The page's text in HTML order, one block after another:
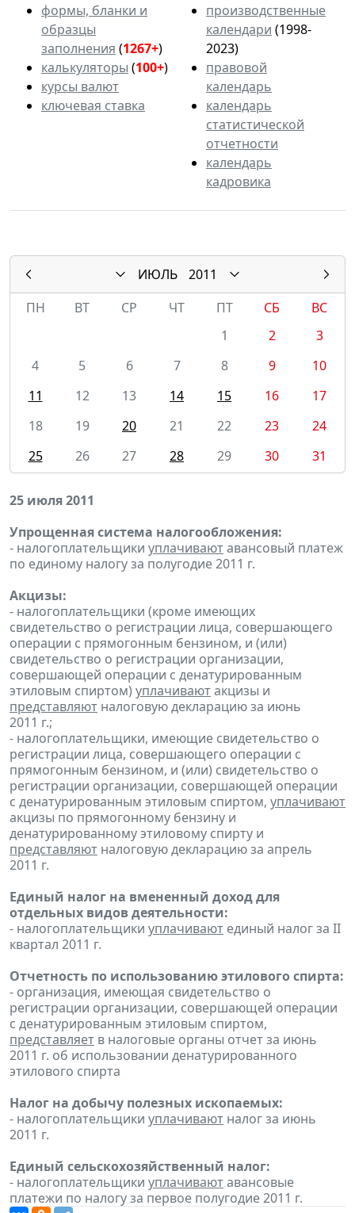
формы, бланки и
образцы
заполнения (1267+)
калькуляторы (100+)
курсы валют
ключевая ставка
производственные
календари (1998-
2023)
правовой
календарь
календарь
статистической
отчетности
календарь
кадровика
ИЮЛЬ
2011
ПН
ВТ СР ЧТ ПТ СБ
ВС
1
2
3
4
5 6 7 8 9
10
11
12 13 14 15 16
17
18
19 20 21 22 23
24
25
26 27 28 29 30 31
25 июля 2011
Упрощенная система налогообложения:
- налогоплательщики уплачиваютавансовый платеж
по единому налогу за полугодие 2011 г.
Акцизы:
- налогоплательщики (кроме имеющих
свидетельство о регистрации лица, совершающего
операции с прямогонным бензином, и (или)
свидетельство о регистрации организации,
совершающей операции с денатурированным
этиловым спиртом) уплачиваютакцизы и
представляют налоговую декларацию за июнь
2011 г.;
- налогоплательщики, имеющие свидетельство о
регистрации лица, совершающего операции с
прямогонным бензином, и (или) свидетельство о
регистрации организации, совершающей операции
с денатурированным этиловым спиртом, уплачивают
акцизы по прямогонному бензину и
денатурированному этиловому спирту и
представляют налоговую декларацию за апрель
2011 г.
Единый налог на вмененный доход для
отдельных видов деятельности:
- налогоплательщики уплачивают единый налог за II
квартал 2011 г.
Отчетность по использованию этилового спирта:
- организация, имеющая свидетельство о
регистрации организации, совершающей операции
с денатурированным этиловым спиртом,
представляет в налоговые органы отчет за июнь
2011 г. об использовании денатурированного
этилового спирта
Налог на добычу полезных ископаемых:
- налогоплательщики уплачивают налог за июнь
2011 г.
Единый сельскохозяйственный налог:
- налогоплательщики уплачиваютавансовые
платежи по налогу за первое полугодие 2011 г.